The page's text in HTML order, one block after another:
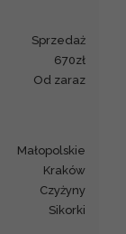
sprzedaż
670zł
od zaraz
małopolskie
Kraków
Czyżyny
Sikorki